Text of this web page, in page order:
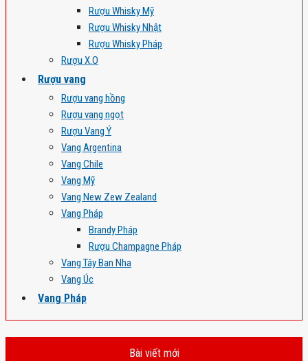
Rượu Whisky Mỹ
Rượu Whisky Nhật
Rượu Whisky Pháp
Rượu X.O
Rượu vang
Rượu vang hồng
Rượu vang ngọt
Rượu Vang Ý
Vang Argentina
Vang Chile
Vang Mỹ
Vang New Zew Zealand
Vang Pháp
Brandy Pháp
Rượu Champagne Pháp
Vang Tây Ban Nha
Vang Úc
Vang Pháp
Bài viết mới